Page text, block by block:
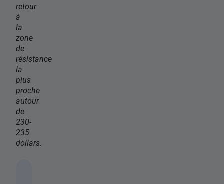
retour
à
la
zone
de
résistance
la
plus
proche
autour
de
230-
235
dollars.